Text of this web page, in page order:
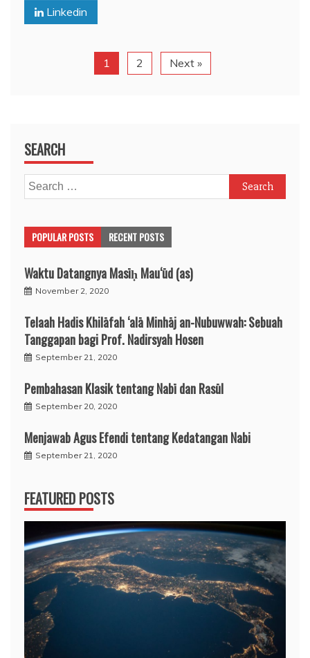
Linkedin
1 2 Next »
SEARCH
Search
for:
POPULAR POSTS RECENT POSTS
Waktu Datangnya Masīḥ Mau‘ūd (as)
November 2, 2020
Telaah Hadis Khilāfah ‘alā Minhāj an-Nubuwwah: Sebuah
Tanggapan bagi Prof. Nadirsyah Hosen
September 21, 2020
Pembahasan Klasik tentang Nabī dan Rasūl
September 20, 2020
Menjawab Agus Efendi tentang Kedatangan Nabi
September 21, 2020
FEATURED POSTS